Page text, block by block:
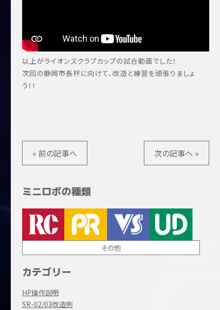
以上がライオンズクラブカップの試合動画でした！
次回の静岡市長杯に向けて、改造と練習を頑張りましょ
う！！
« 前の記事へ 次の記事へ »
ミニロボの種類
その他
カテゴリー
HP操作説明
SR-02/03改造例